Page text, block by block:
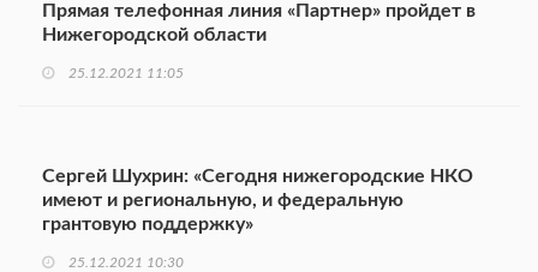
Прямая телефонная линия «Партнер» пройдет в
Нижегородской области
25.12.2021 11:05
Сергей Шухрин: «Сегодня нижегородские НКО
имеют и региональную, и федеральную
грантовую поддержку»
25.12.2021 10:30